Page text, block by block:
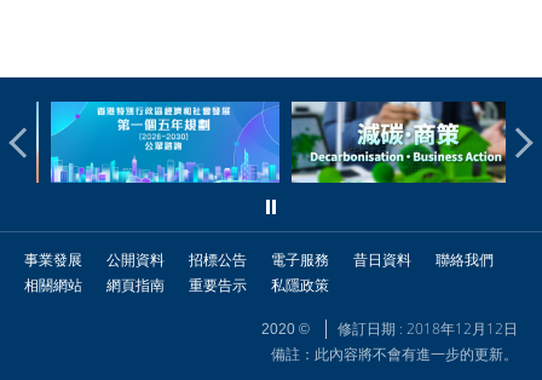
事業發展 公開資料 招標公告 電子服務 昔日資料
聯絡我們
相關網站
網頁指南 重要告示 私隱政策
2020 ©
修訂日期 : 2018年12月12日
備註：此內容將不會有進一步的更新。